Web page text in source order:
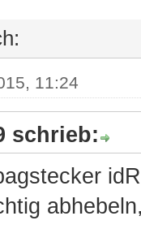
11:24
schrieb: